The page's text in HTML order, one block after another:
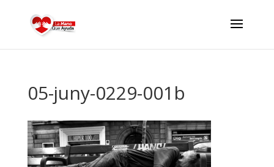
05-juny-0229-001b